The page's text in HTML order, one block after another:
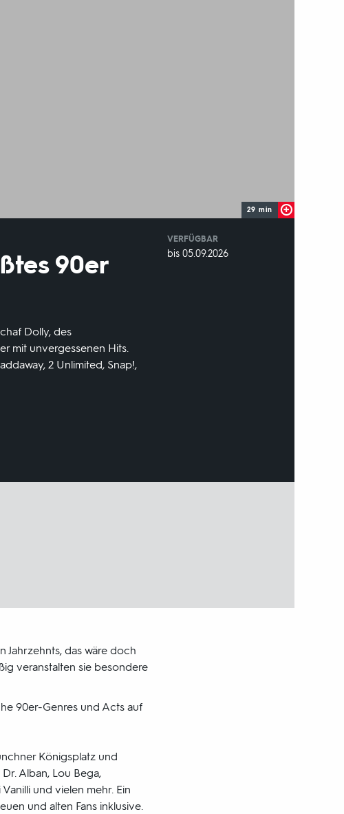
29 min
90er
Dolly, des
mit unvergessenen Hits.
2 Unlimited, Snap!,
VERFÜGBAR
weltweit
VERFÜGBAR
bis 05.09.2026
Jahrzehnts, das wäre doch
veranstalten sie besondere
90er-Genres und Acts auf
Königsplatz und
Alban, Lou Bega,
und vielen mehr. Ein
und alten Fans inklusive.